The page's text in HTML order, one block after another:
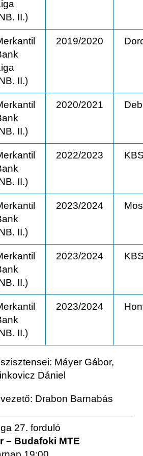
II.)
II.)
2019/2020
II.)
2020/2021
II.)
2022/2023
II.)
2023/2024
II.)
2023/2024
II.)
2023/2024
Máyer Gábor,
Dániel
Drabon Barnabás
27. forduló
– Budafoki MTE